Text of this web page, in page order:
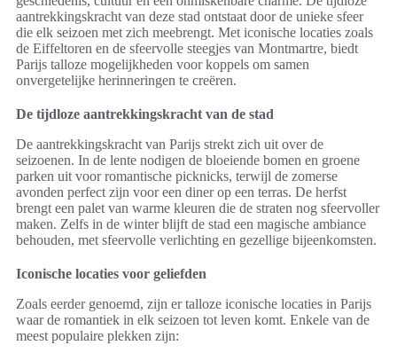
aantrekkingskracht van deze stad ontstaat door de unieke sfeer
die elk seizoen met zich meebrengt. Met iconische locaties zoals
de Eiffeltoren en de sfeervolle steegjes van Montmartre, biedt
Parijs talloze mogelijkheden voor koppels om samen
onvergetelijke herinneringen te creëren.
De tijdloze aantrekkingskracht van de stad
De aantrekkingskracht van Parijs strekt zich uit over de
seizoenen. In de lente nodigen de bloeiende bomen en groene
parken uit voor romantische picknicks, terwijl de zomerse
avonden perfect zijn voor een diner op een terras. De herfst
brengt een palet van warme kleuren die de straten nog sfeervoller
maken. Zelfs in de winter blijft de stad een magische ambiance
behouden, met sfeervolle verlichting en gezellige bijeenkomsten.
Iconische locaties voor geliefden
Zoals eerder genoemd, zijn er talloze iconische locaties in Parijs
waar de romantiek in elk seizoen tot leven komt. Enkele van de
meest populaire plekken zijn: